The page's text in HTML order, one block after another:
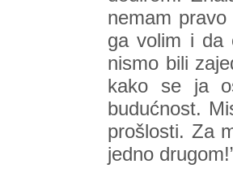
nemam
ga volim i da
nismo bili
kako se ja
budućnost.
prošlosti. Za
jedno